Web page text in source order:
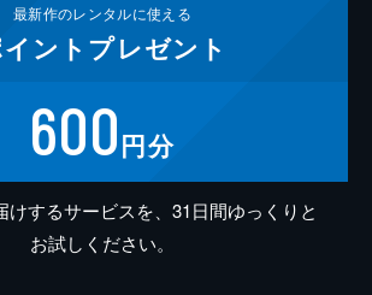
最新作のレンタルに使える
ント プレゼント
600円分
けするサービスを、31日間ゆっくりと
お試しください。